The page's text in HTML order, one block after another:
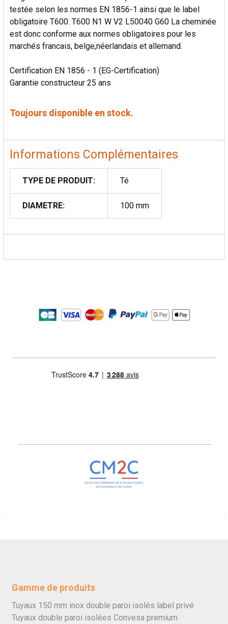
testée selon les normes EN 1856-1 ainsi que le label
obligatoire T600: T600 N1 W V2 L50040 G60 La cheminée
est donc conforme aux normes obligatoires pour les
marchés francais, belge,néerlandais et allemand.
Certification EN 1856 - 1 (EG-Certification)
Garantie constructeur 25 ans
Toujours disponible en stock.
Informations Complémentaires
TYPE DE PRODUIT: Té
DIAMETRE: 100 mm
Gamme de produits
Tuyaux 150 mm inox double paroi isolés label privé
Tuyaux double paroi isolées Convesa premium